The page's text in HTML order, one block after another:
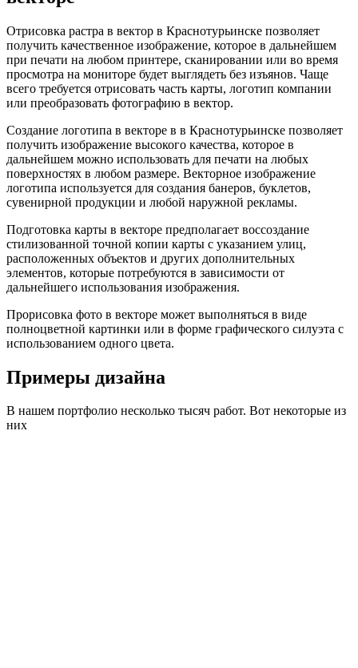
Отрисовка растра в вектор в Краснотурьинске позволяет
получить качественное изображение, которое в дальнейшем
при печати на любом принтере, сканировании или во время
просмотра на мониторе будет выглядеть без изъянов. Чаще
всего требуется отрисовать часть карты, логотип компании
или преобразовать фотографию в вектор.
Создание логотипа в векторе в в Краснотурьинске позволяет
получить изображение высокого качества, которое в
дальнейшем можно использовать для печати на любых
поверхностях в любом размере. Векторное изображение
логотипа используется для создания банеров, буклетов,
сувенирной продукции и любой наружной рекламы.
Подготовка карты в векторе предполагает воссоздание
стилизованной точной копии карты с указанием улиц,
расположенных объектов и других дополнительных
элементов, которые потребуются в зависимости от
дальнейшего использования изображения.
Прорисовка фото в векторе может выполняться в виде
полноцветной картинки или в форме графического силуэта с
использованием одного цвета.
Примеры дизайна
В нашем портфолио несколько тысяч работ. Вот некоторые из
них